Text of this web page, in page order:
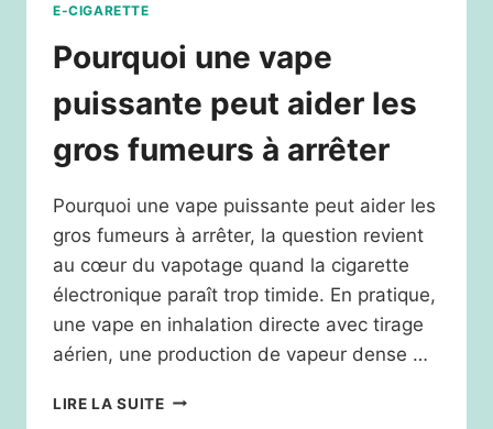
E-CIGARETTE
Pourquoi une vape
puissante peut aider les
gros fumeurs à arrêter
Pourquoi une vape puissante peut aider les
gros fumeurs à arrêter, la question revient
au cœur du vapotage quand la cigarette
électronique paraît trop timide. En pratique,
une vape en inhalation directe avec tirage
aérien, une production de vapeur dense …
LIRE LA SUITEPOURQUOI